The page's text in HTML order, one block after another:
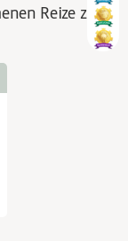
Reize zu